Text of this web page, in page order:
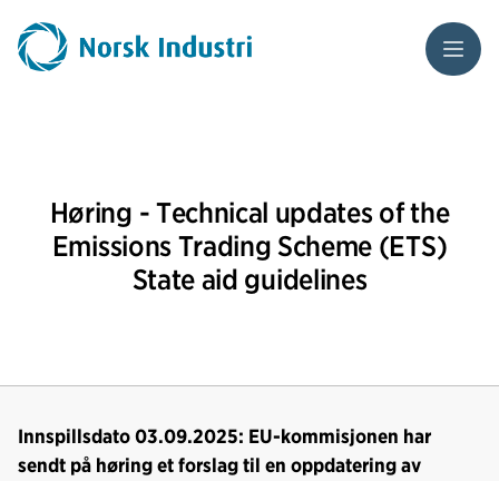
Meny
Høring - Technical updates of the
Emissions Trading Scheme (ETS)
State aid guidelines
Innspillsdato 03.09.2025: EU-kommisjonen har
sendt på høring et forslag til en oppdatering av